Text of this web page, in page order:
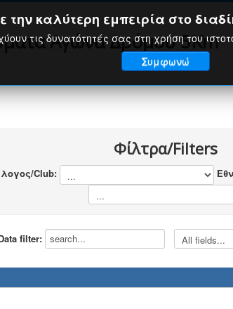
Αγώνα Δρόμου 5Km
Φίλτρα/Filters
Club:
filter:
καλύτερη εμπειρία στο
τις δυνατότητές σας στη χρήση του
Συμφωνώ